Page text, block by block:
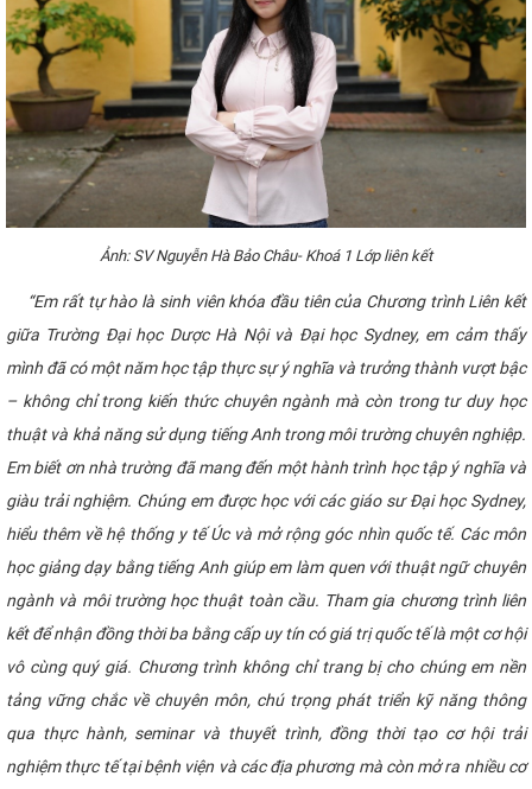
Ảnh: SV Nguyễn Hà Bảo Châu- Khoá 1 Lớp liên kết
“Em rất tự hào là sinh viên khóa đầu tiên của Chương trình Liên kết
giữa Trường Đại học Dược Hà Nội và Đại học Sydney, em cảm thấy
mình đã có một năm học tập thực sự ý nghĩa và trưởng thành vượt bậc
– không chỉ trong kiến thức chuyên ngành mà còn trong tư duy học
thuật và khả năng sử dụng tiếng Anh trong môi trường chuyên nghiệp.
Em biết ơn nhà trường đã mang đến một hành trình học tập ý nghĩa và
giàu trải nghiệm. Chúng em được học với các giáo sư Đại học Sydney,
hiểu thêm về hệ thống y tế Úc và mở rộng góc nhìn quốc tế. Các môn
học giảng dạy bằng tiếng Anh giúp em làm quen với thuật ngữ chuyên
ngành và môi trường học thuật toàn cầu. Tham gia chương trình liên
kết để nhận đồng thời ba bằng cấp uy tín có giá trị quốc tế là một cơ hội
vô cùng quý giá. Chương trình không chỉ trang bị cho chúng em nền
tảng vững chắc về chuyên môn, chú trọng phát triển kỹ năng thông
qua thực hành, seminar và thuyết trình, đồng thời tạo cơ hội trải
nghiệm thực tế tại bệnh viện và các địa phương mà còn mở ra nhiều cơ